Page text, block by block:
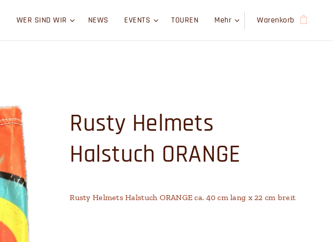
WER SIND WIR NEWS EVENTS TOUREN Mehr Warenkorb
Rusty Helmets
Halstuch ORANGE
Rusty Helmets Halstuch ORANGE ca. 40 cm lang x 22 cm breit